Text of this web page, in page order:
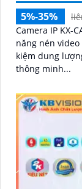
5%-35%
Camera IP KX-
năng nén
kiệm dung lượng lưu trữ
thông minh...